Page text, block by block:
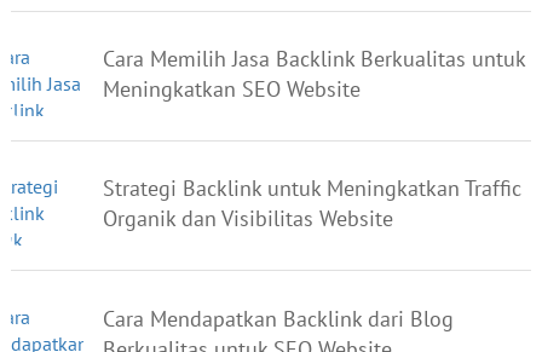
Cara Memilih Jasa Backlink Berkualitas untuk
Meningkatkan SEO Website
Strategi Backlink untuk Meningkatkan Traffic
Organik dan Visibilitas Website
Cara Mendapatkan Backlink dari Blog